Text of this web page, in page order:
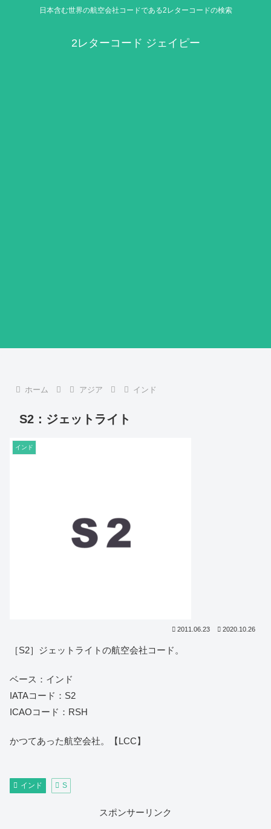
日本含む世界の航空会社コードである2レターコードの検索
2レターコード ジェイピー
ホーム アジア インド
S2：ジェットライト
インド
2011.06.23 2020.10.26
［S2］ジェットライトの航空会社コード。
ベース：インド
IATAコード：S2
ICAOコード：RSH
かつてあった航空会社。【LCC】
インド S
スポンサーリンク